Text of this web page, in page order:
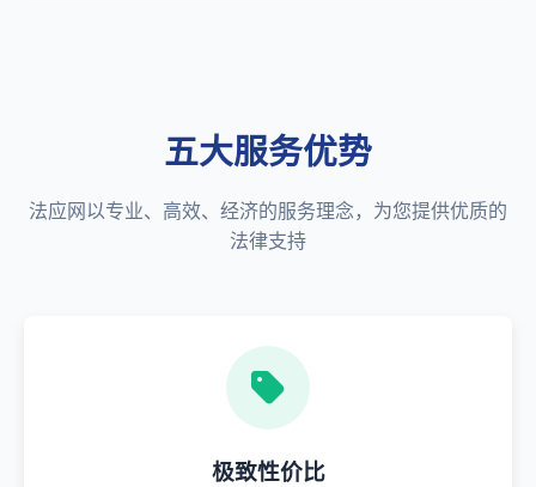
五大服务优势
法应网以专业、高效、经济的服务理念，为您提供优质的
法律支持
极致性价比